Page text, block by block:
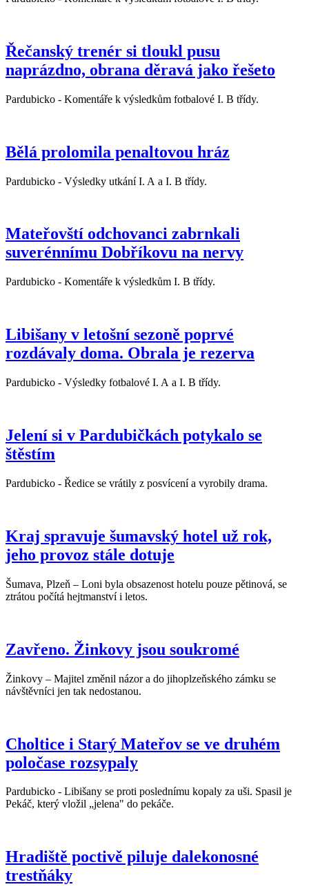
Řečanský trenér si tloukl pusu
naprázdno, obrana děravá jako řešeto
Pardubicko - Komentáře k výsledkům fotbalové I. B třídy.
Bělá prolomila penaltovou hráz
Pardubicko - Výsledky utkání I. A a I. B třídy.
Mateřovští odchovanci zabrnkali
suverénnímu Dobříkovu na nervy
Pardubicko - Komentáře k výsledkům I. B třídy.
Libišany v letošní sezoně poprvé
rozdávaly doma. Obrala je rezerva
Pardubicko - Výsledky fotbalové I. A a I. B třídy.
Jelení si v Pardubičkách potykalo se
štěstím
Pardubicko - Ředice se vrátily z posvícení a vyrobily drama.
Kraj spravuje šumavský hotel už rok,
jeho provoz stále dotuje
Šumava, Plzeň – Loni byla obsazenost hotelu pouze pětinová, se
ztrátou počítá hejtmanství i letos.
Zavřeno. Žinkovy jsou soukromé
Žinkovy – Majitel změnil názor a do jihoplzeňského zámku se
návštěvníci jen tak nedostanou.
Choltice i Starý Mateřov se ve druhém
poločase rozsypaly
Pardubicko - Libišany se proti poslednímu kopaly za uši. Spasil je
Pekáč, který vložil „jelena" do pekáče.
Hradiště poctivě piluje dalekonosné
trestňáky